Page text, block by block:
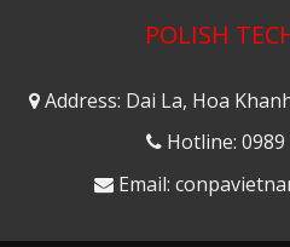
POLISH
Address: Dai La, Hoa
Hotline: 0989
Email: